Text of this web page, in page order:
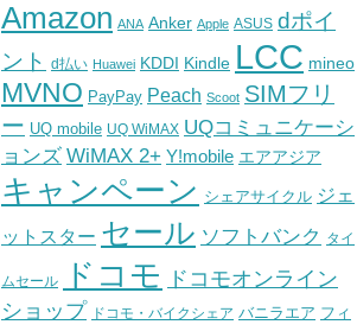
Amazon ANA Anker Apple ASUS dポイ
ント
d払い Huawei KDDI Kindle LCC mineo
MVNO PayPay Peach Scoot SIMフリ
ー UQ mobile UQ WiMAX UQコミュニケーシ
ョンズ WiMAX 2+ Y!mobile エアアジア
キャンペーン シェアサイクル ジェ
ットスター セール ソフトバンク タイ
ムセール ドコモ
ドコモオンライン
ショップ ドコモ・バイクシェア バニラエア フィ